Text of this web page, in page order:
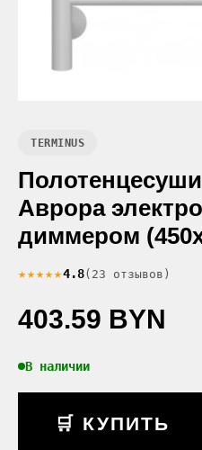
TERMINUS
Аврора
диммером
★★★★★4.8(23 отзывов)
403.59 BYN
В наличии
🛒 КУПИТЬ